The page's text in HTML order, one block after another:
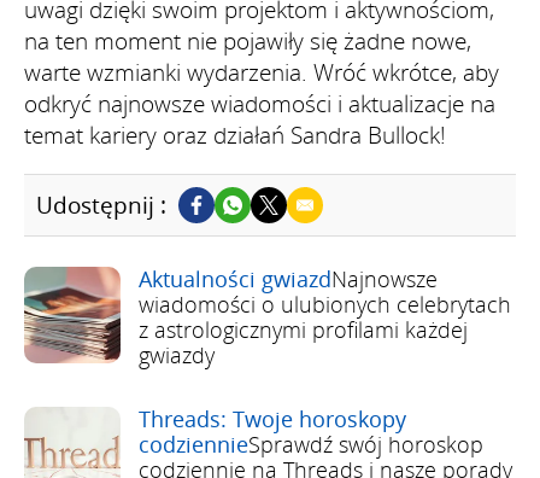
uwagi dzięki swoim projektom i aktywnościom,
na ten moment nie pojawiły się żadne nowe,
warte wzmianki wydarzenia. Wróć wkrótce, aby
odkryć najnowsze wiadomości i aktualizacje na
temat kariery oraz działań Sandra Bullock!
Udostępnij :
Aktualności gwiazdNajnowsze
wiadomości o ulubionych celebrytach
z astrologicznymi profilami każdej
gwiazdy
Threads: Twoje horoskopy
codziennieSprawdź swój horoskop
codziennie na Threads i nasze porady